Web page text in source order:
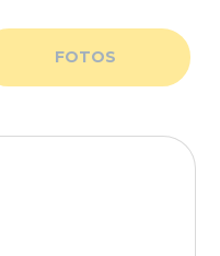
FOTOS